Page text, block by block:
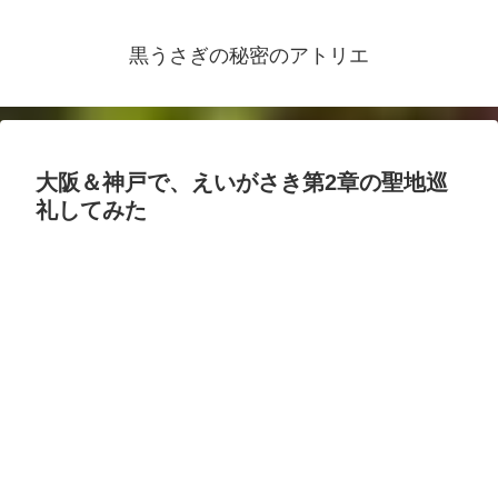
黒うさぎの秘密のアトリエ
大阪＆神戸で、えいがさき第2章の聖地巡
礼してみた